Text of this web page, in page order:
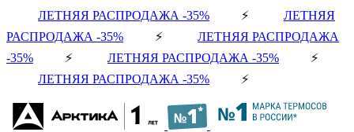
ЛЕТНЯЯ РАСПРОДАЖА -35% ⚡ ЛЕТНЯЯ
РАСПРОДАЖА -35% ⚡ ЛЕТНЯЯ РАСПРОДАЖА
-35% ⚡ ЛЕТНЯЯ РАСПРОДАЖА -35% ⚡
ЛЕТНЯЯ РАСПРОДАЖА -35% ⚡